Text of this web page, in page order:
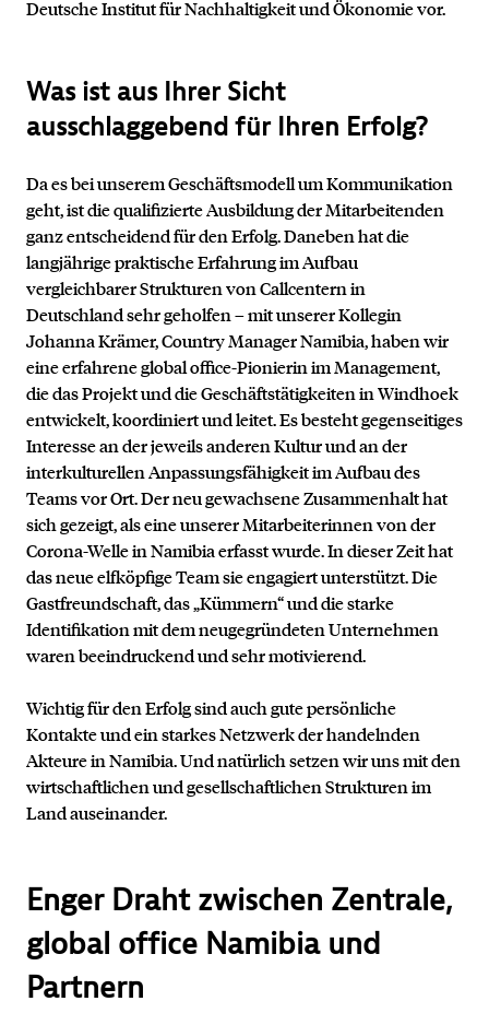
Deutsche Institut für Nachhaltigkeit und Ökonomie vor.
Was ist aus Ihrer Sicht
ausschlaggebend für Ihren Erfolg?
Da es bei unserem Geschäftsmodell um Kommunikation
geht, ist die qualifizierte Ausbildung der Mitarbeitenden
ganz entscheidend für den Erfolg. Daneben hat die
langjährige praktische Erfahrung im Aufbau
vergleichbarer Strukturen von Callcentern in
Deutschland sehr geholfen – mit unserer Kollegin
Johanna Krämer, Country Manager Namibia, haben wir
eine erfahrene global office-Pionierin im Management,
die das Projekt und die Geschäftstätigkeiten in Windhoek
entwickelt, koordiniert und leitet. Es besteht gegenseitiges
Interesse an der jeweils anderen Kultur und an der
interkulturellen Anpassungsfähigkeit im Aufbau des
Teams vor Ort. Der neu gewachsene Zusammenhalt hat
sich gezeigt, als eine unserer Mitarbeiterinnen von der
Corona-Welle in Namibia erfasst wurde. In dieser Zeit hat
das neue elfköpfige Team sie engagiert unterstützt. Die
Gastfreundschaft, das „Kümmern“ und die starke
Identifikation mit dem neugegründeten Unternehmen
waren beeindruckend und sehr motivierend.
Wichtig für den Erfolg sind auch gute persönliche
Kontakte und ein starkes Netzwerk der handelnden
Akteure in Namibia. Und natürlich setzen wir uns mit den
wirtschaftlichen und gesellschaftlichen Strukturen im
Land auseinander.
Enger Draht zwischen Zentrale,
global office Namibia und
Partnern
Kontakt